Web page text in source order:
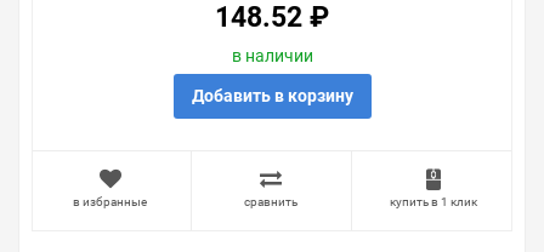
148.52 ₽
в наличии
Добавить в корзину
в избранные сравнить купить в 1 клик